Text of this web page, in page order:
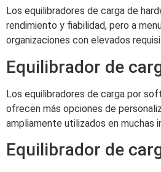
Los equilibradores de carga de
rendimiento y fiabilidad, pero a
organizaciones con elevados
Equilibrador de
Los equilibradores de carga por
ofrecen más opciones de
ampliamente utilizados en muchas
Equilibrador de